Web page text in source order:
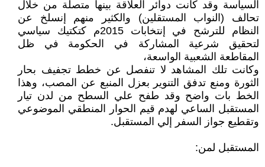
السياسة وقد كانت دوائر العلاقة بينها متصلة من خلال
تحالف (النواب المستقلين) والكثير منهم إنسلخ عن
النظام للترشح في إنتخابات 2015م كتكتيك سياسي
لتحقيق شرعية المشاركة في الحكومة في ظل
المقاطعة الشعبية الواسعة،
وكانت تلك المشاهد لا تنفصل عن خطط تجفيف بحار
الثورة ومنع تدفق التنوير بعزل المنبع عن المصب، وهذا
الخط بات واضح وقد طفح علي السطح من لدن تيار
المستقبل الساعي لهدم قيم الحوار المنطقي الموضوعي
وتقطيع جواز السفر إلي المستقبل.
المستقبل لمن: